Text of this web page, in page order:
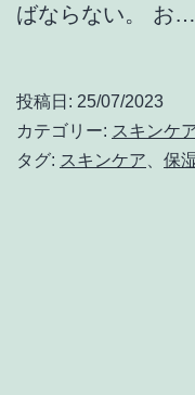
ばならない。 お…
投稿日: 25/07/2023
カテゴリー: スキンケ
タグ: スキンケア 保